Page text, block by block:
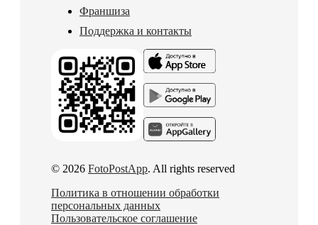
Франшиза
Поддержка и контакты
© 2026 FotoPostApp. All rights reserved
Политика в отношении обработки
персональных данных
Пользовательское соглашение